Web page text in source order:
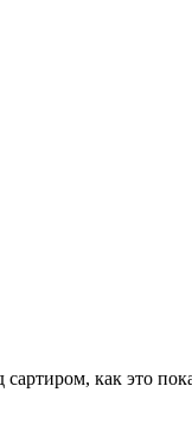
сартиром, как это